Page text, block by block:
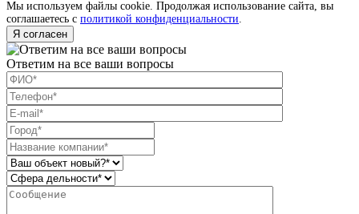
Мы используем файлы cookie. Продолжая использование сайта, вы
соглашаетесь с политикой конфиденциальности
Я согласен
Ответим на все ваши вопросы